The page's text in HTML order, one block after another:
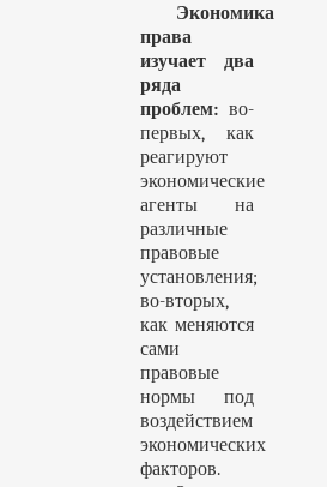
Экономика
права
изучает два
ряда
проблем: во-
первых, как
реагируют
экономические
агенты на
различные
правовые
установления;
во-вторых,
как меняются
сами
правовые
нормы под
воздействием
экономических
факторов.